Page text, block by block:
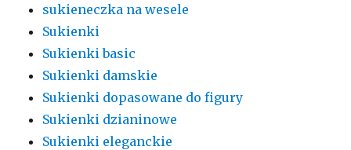
sukieneczka na wesele
Sukienki
Sukienki basic
Sukienki damskie
Sukienki dopasowane do figury
Sukienki dzianinowe
Sukienki eleganckie